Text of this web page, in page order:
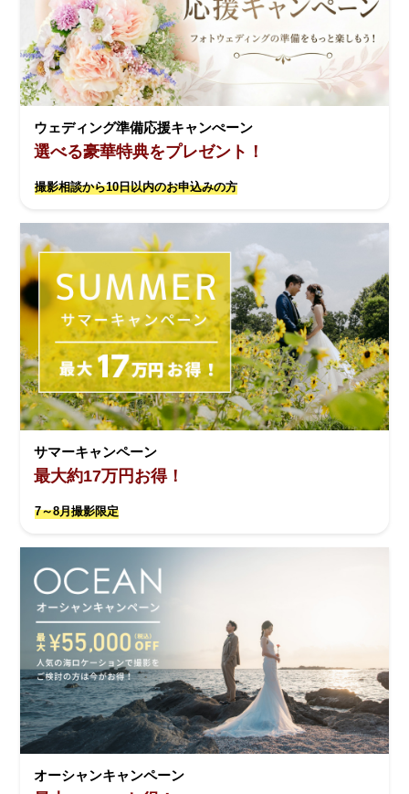
ウェディング準備応援キャンぺーン
選べる豪華特典をプレゼント！
撮影相談から10日以内のお申込みの方
サマーキャンペーン
最大約17万円お得！
7～8月撮影限定
オーシャンキャンペーン